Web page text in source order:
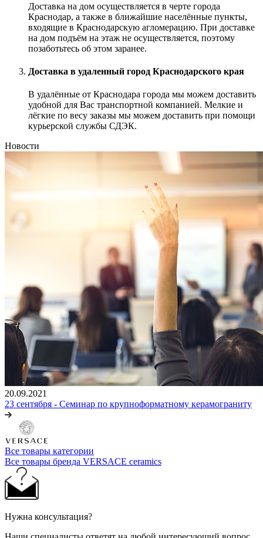
Доставка на дом осуществляется в черте города
Краснодар, а также в ближайшие населённые пункты,
входящие в Краснодарскую агломерацию. При доставке
на дом подъём на этаж не осуществляется, поэтому
позаботьтесь об этом заранее.
Доставка в удаленный город Краснодарского края
В удалённые от Краснодара города мы можем доставить
удобной для Вас транспортной компанией. Мелкие и
лёгкие по весу заказы мы можем доставить при помощи
курьерской службы СДЭК.
Новости
20.09.2021
23 сентября - Семинар по крупноформатному керамограниту
Все товары категории
Все товары бренда VERSACE ceramics
Нужна консультация?